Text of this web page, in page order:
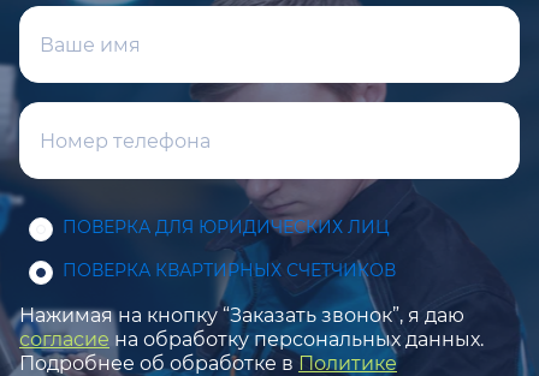
ПОВЕРКА ДЛЯ ЮРИДИЧЕСКИХ ЛИЦ
ПОВЕРКА КВАРТИРНЫХ СЧЕТЧИКОВ
Нажимая на кнопку “Заказать звонок”, я даю
согласие на обработку персональных данных.
Подробнее об обработке в Политике